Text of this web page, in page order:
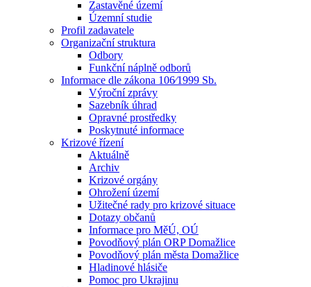
Zastavěné území
Územní studie
Profil zadavatele
Organizační struktura
Odbory
Funkční náplně odborů
Informace dle zákona 106⁄1999 Sb.
Výroční zprávy
Sazebník úhrad
Opravné prostředky
Poskytnuté informace
Krizové řízení
Aktuálně
Archiv
Krizové orgány
Ohrožení území
Užitečné rady pro krizové situace
Dotazy občanů
Informace pro MěÚ, OÚ
Povodňový plán ORP Domažlice
Povodňový plán města Domažlice
Hladinové hlásiče
Pomoc pro Ukrajinu